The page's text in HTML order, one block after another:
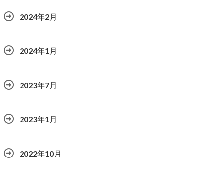
2024年2月
2024年1月
2023年7月
2023年1月
2022年10月